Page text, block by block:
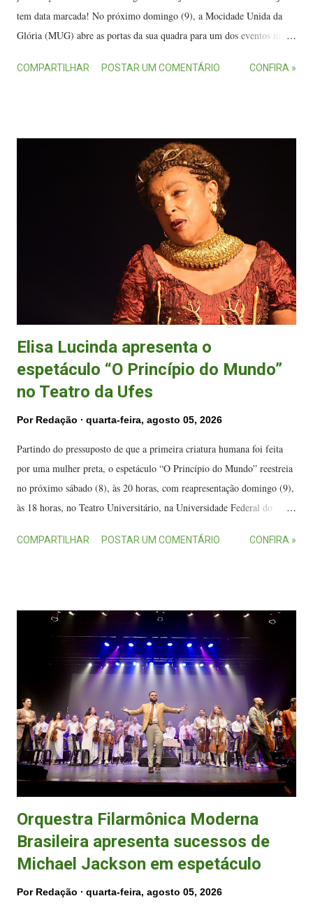
tem data marcada! No próximo domingo (9), a Mocidade Unida da
Glória (MUG) abre as portas da sua quadra para um dos eventos mais
adquiridos com os diretores da escola, na quadra da MUG ou pelo
das grandes referências do carnaval do Espírito Santo. A programação
começa às 12 horas, na quadra da MUG, na Glória, em Vila Velha. Os
ingressos custam R$ 80 e dão direito a buffet de feijoada liberado,
além de uma verdadeira maratona de atrações que vão transformar a
tarde em um grande esquenta para o carnaval de 2027. No palco, o
público poderá curtir os shows do Grupo Samba Crioulo , Arquivo do
COMPARTILHAR POSTAR UM COMENTÁRIO CONFIRA »
Elisa Lucinda apresenta o
espetáculo “O Princípio do Mundo”
no Teatro da Ufes
Por Redação quarta-feira, agosto 05, 2026
Partindo do pressuposto de que a primeira criatura humana foi feita
por uma mulher preta, o espetáculo “O Princípio do Mundo” reestreia
no próximo sábado (8), às 20 horas, com reapresentação domingo (9),
às 18 horas, no Teatro Universitário, na Universidade Federal do
espetáculo. (FOTO: Jonathan Estrella) Estrelado por Elisa Lucinda ,
estrutura totalmente poética, a montagem realiza um desdobramento
sobre o fundamento do matriarcado e a orfandade do mundo
contemporâneo. “Estamos propondo uma ocupação menos predatória e
menos violenta do mundo. É inadmissível que ainda hoje o masculino
represente uma ameaça à vida de uma mulher, então desfilamos tais
assuntos para fazer refletir, mas utilizando graça, beleza e humor nas
pal...
COMPARTILHAR POSTAR UM COMENTÁRIO CONFIRA »
Orquestra Filarmônica Moderna
Brasileira apresenta sucessos de
Michael Jackson em espetáculo
Por Redação quarta-feira, agosto 05, 2026